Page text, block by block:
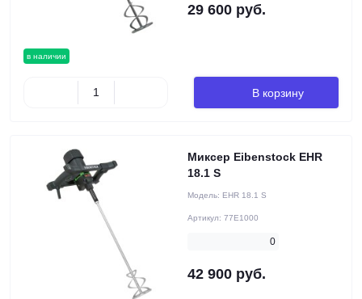
в наличии
29 600 руб.
В корзину
Миксер Eibenstock EHR
18.1 S
Модель: EHR 18.1 S
Артикул: 77E1000
0
42 900 руб.